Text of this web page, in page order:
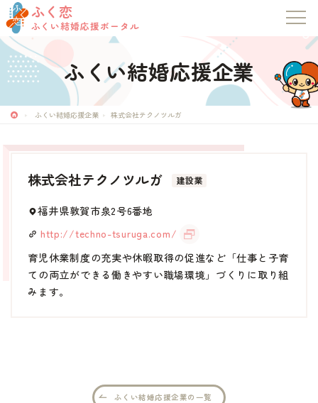
ふく恋
ふくい結婚応援ポータル
ふく恋
ふくい結婚応援ポータル
トップページ
お知らせ
成婚者の声
ふくい結婚応援企業
ふくい結婚応援企業 株式会社テクノツルガ
株式会社テクノツルガ 建設業
福井県敦賀市泉2号6番地
http://techno-tsuruga.com/
育児休業制度の充実や休暇取得の促進など「仕事と子育
ての両立ができる働きやすい職場環境」づくりに取り組
みます。
ふくい結婚応援企業の一覧